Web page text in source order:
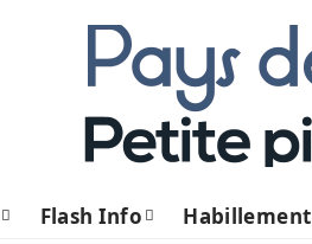
Flash Info Habillement